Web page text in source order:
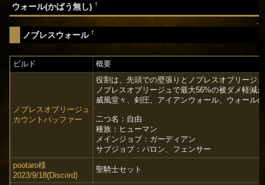
ウォール(かばう無し)†
↑
ノブレスウォール†
ビルド 概要
ノブレスオブリージュ
カウントバッファー
役割は、先頭での壁張りとノブレスオブリージ
ノブレスオブリージュで最大56%の被ダメ軽減
威風堂々、剣圧、アイアンウォール、ウォール
二つ名：自由
種族：ヒューマン
メインジョブ：ガーディアン
サブジョブ：バロン、フェンサー
pootaro様
2023/9/18(Discord)
聖騎士セット